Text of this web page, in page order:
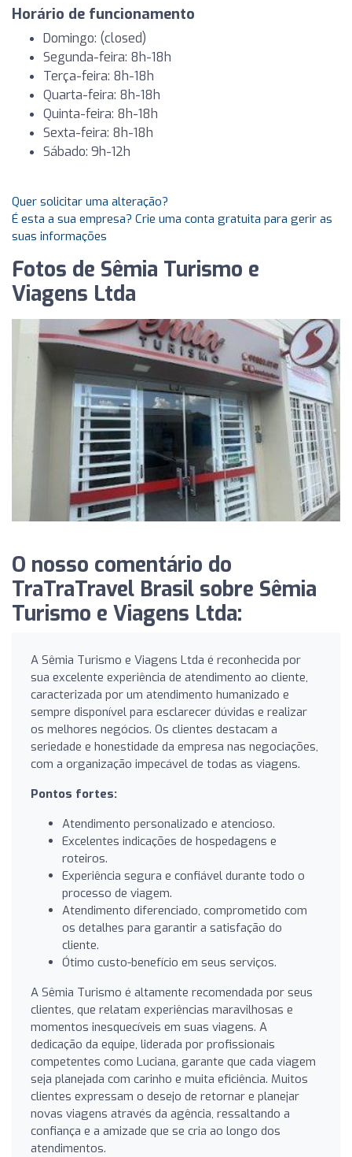
Horário de funcionamento
Domingo: (closed)
Segunda-feira: 8h-18h
Terça-feira: 8h-18h
Quarta-feira: 8h-18h
Quinta-feira: 8h-18h
Sexta-feira: 8h-18h
Sábado: 9h-12h
Quer solicitar uma alteração?
É esta a sua empresa? Crie uma conta gratuita para gerir as
suas informações
Fotos de Sêmia Turismo e
Viagens Ltda
O nosso comentário do
TraTraTravel Brasil sobre Sêmia
Turismo e Viagens Ltda:
A Sêmia Turismo e Viagens Ltda é reconhecida por
sua excelente experiência de atendimento ao cliente,
caracterizada por um atendimento humanizado e
sempre disponível para esclarecer dúvidas e realizar
os melhores negócios. Os clientes destacam a
seriedade e honestidade da empresa nas negociações,
com a organização impecável de todas as viagens.
Pontos fortes:
Atendimento personalizado e atencioso.
Excelentes indicações de hospedagens e
roteiros.
Experiência segura e confiável durante todo o
processo de viagem.
Atendimento diferenciado, comprometido com
os detalhes para garantir a satisfação do
cliente.
Ótimo custo-benefício em seus serviços.
A Sêmia Turismo é altamente recomendada por seus
clientes, que relatam experiências maravilhosas e
momentos inesquecíveis em suas viagens. A
dedicação da equipe, liderada por profissionais
competentes como Luciana, garante que cada viagem
seja planejada com carinho e muita eficiência. Muitos
clientes expressam o desejo de retornar e planejar
novas viagens através da agência, ressaltando a
confiança e a amizade que se cria ao longo dos
atendimentos.